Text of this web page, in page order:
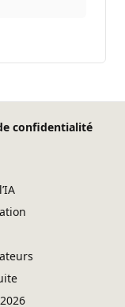
confidentialité